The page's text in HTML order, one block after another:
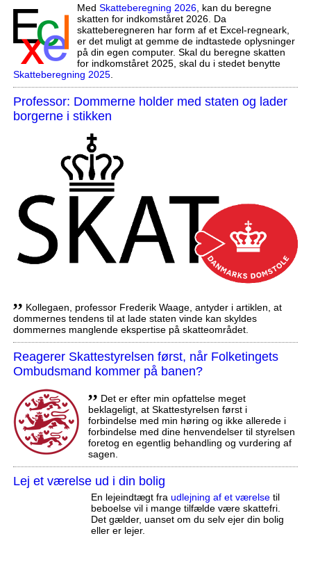
Med Skatteberegning 2026, kan du beregne
skatten for indkomståret 2026. Da
skatteberegneren har form af et Excel-regneark,
er det muligt at gemme de indtastede oplysninger
på din egen computer. Skal du beregne skatten
for indkomståret 2025, skal du i stedet benytte
Skatteberegning 2025.
Professor: Dommerne holder med staten og lader
borgerne i stikken
,, Kollegaen, professor Frederik Waage, antyder i artiklen, at
dommernes tendens til at lade staten vinde kan skyldes
dommernes manglende ekspertise på skatteområdet.
Reagerer Skattestyrelsen først, når Folketingets
Ombudsmand kommer på banen?
,, Det er efter min opfattelse meget
beklageligt, at Skattestyrelsen først i
forbindelse med min høring og ikke allerede i
forbindelse med dine henvendelser til styrelsen
foretog en egentlig behandling og vurdering af
sagen.
Lej et værelse ud i din bolig
En lejeindtægt fra udlejning af et værelsetil
beboelse vil i mange tilfælde være skattefri.
Det gælder, uanset om du selv ejer din bolig
eller er lejer.